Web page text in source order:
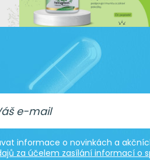
informace o novinkách a
za účelem zasílání informací o